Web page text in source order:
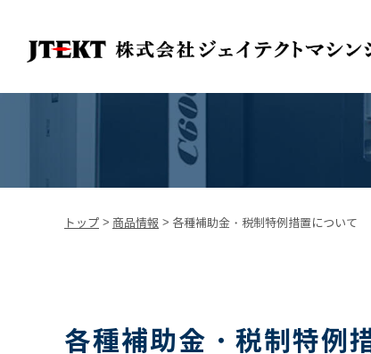
トップ > 商品情報 > 各種補助金・税制特例措置について
各種補助金・税制特例